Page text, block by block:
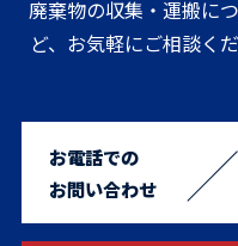
廃棄物の収集・運搬に
ど、お気軽にご相談く
お電話での
お問い合わせ